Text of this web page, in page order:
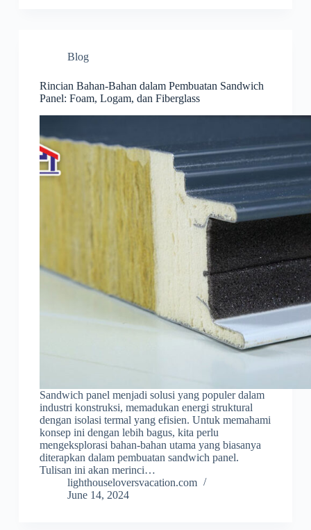
Blog
Rincian Bahan-Bahan dalam Pembuatan Sandwich
Panel: Foam, Logam, dan Fiberglass
Sandwich panel menjadi solusi yang populer dalam
industri konstruksi, memadukan energi struktural
dengan isolasi termal yang efisien. Untuk memahami
konsep ini dengan lebih bagus, kita perlu
mengeksplorasi bahan-bahan utama yang biasanya
diterapkan dalam pembuatan sandwich panel.
Tulisan ini akan merinci…
lighthouseloversvacation.com
June 14, 2024